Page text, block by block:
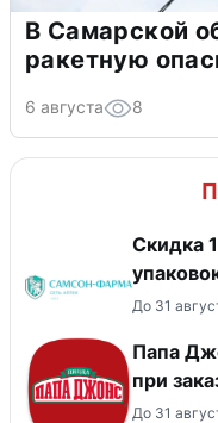
В Самарской
ракетную
6 августа 8
Скидка
До 31
Папа
при
До 31